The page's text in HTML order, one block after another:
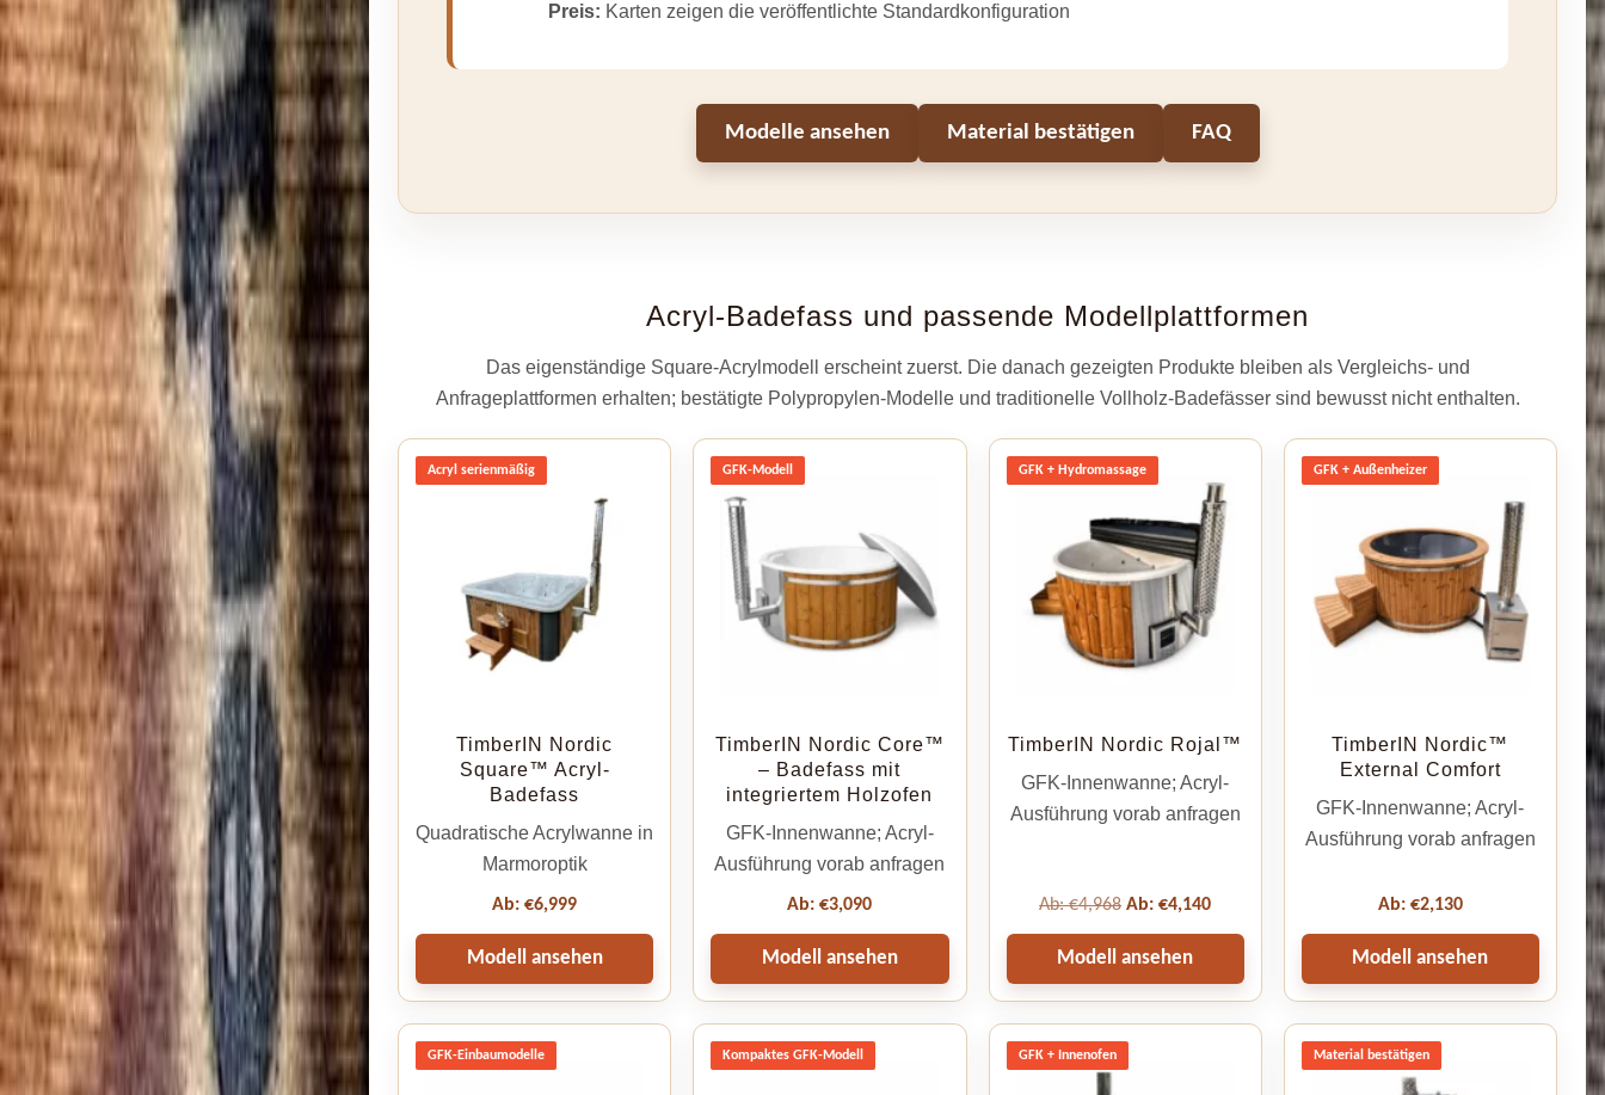
Preis: Karten zeigen die veröffentlichte Standardkonfiguration
Modelle ansehen Material bestätigen FAQ
Acryl-Badefass und passende Modellplattformen
Das eigenständige Square-Acrylmodell erscheint zuerst. Die danach gezeigten Produkte bleiben als Vergleichs- und
Anfrageplattformen erhalten; bestätigte Polypropylen-Modelle und traditionelle Vollholz-Badefässer sind bewusst nicht enthalten.
Acryl serienmäßig
TimberIN Nordic
Square™ Acryl-
Badefass
Quadratische Acrylwanne in
Marmoroptik
Ab:€6,999
Modell ansehen
GFK-Modell
TimberIN Nordic Core™
– Badefass mit
integriertem Holzofen
GFK-Innenwanne; Acryl-
Ausführung vorab anfragen
Ab:€3,090
Modell ansehen
GFK + Hydromassage
TimberIN Nordic Rojal™
GFK-Innenwanne; Acryl-
Ausführung vorab anfragen
Ab:€4,968 Ab:€4,140
Modell ansehen
GFK + Außenheizer
TimberIN Nordic™
External Comfort
GFK-Innenwanne; Acryl-
Ausführung vorab anfragen
Ab: €2,130
Modell ansehen
GFK-Einbaumodelle Kompaktes GFK-Modell GFK + Innenofen Material bestätigen